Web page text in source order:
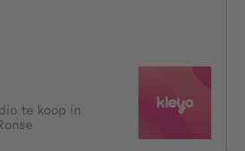
te koop in